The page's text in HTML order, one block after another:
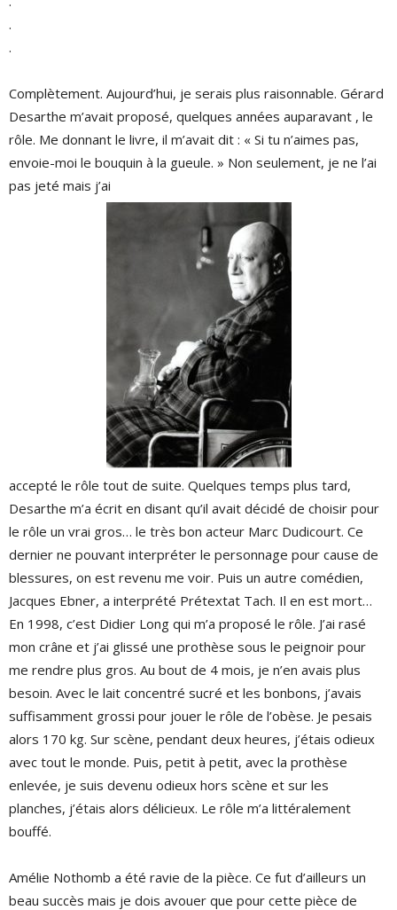
.
.
Complètement. Aujourd’hui, je serais plus raisonnable. Gérard
Desarthe m’avait proposé, quelques années auparavant , le
rôle. Me donnant le livre, il m’avait dit : « Si tu n’aimes pas,
envoie-moi le bouquin à la gueule. » Non seulement, je ne l’ai
pas jeté mais j’ai
accepté le rôle tout de suite. Quelques temps plus tard,
Desarthe m’a écrit en disant qu’il avait décidé de choisir pour
le rôle un vrai gros… le très bon acteur Marc Dudicourt. Ce
dernier ne pouvant interpréter le personnage pour cause de
blessures, on est revenu me voir. Puis un autre comédien,
Jacques Ebner, a interprété Prétextat Tach. Il en est mort…
En 1998, c’est Didier Long qui m’a proposé le rôle. J’ai rasé
mon crâne et j’ai glissé une prothèse sous le peignoir pour
me rendre plus gros. Au bout de 4 mois, je n’en avais plus
besoin. Avec le lait concentré sucré et les bonbons, j’avais
suffisamment grossi pour jouer le rôle de l’obèse. Je pesais
alors 170 kg. Sur scène, pendant deux heures, j’étais odieux
avec tout le monde. Puis, petit à petit, avec la prothèse
enlevée, je suis devenu odieux hors scène et sur les
planches, j’étais alors délicieux. Le rôle m’a littéralement
bouffé.
Amélie Nothomb a été ravie de la pièce. Ce fut d’ailleurs un
beau succès mais je dois avouer que pour cette pièce de